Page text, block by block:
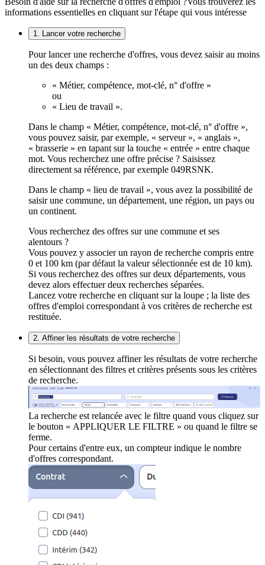
informations essentielles en cliquant sur l'étape qui vous intéresse
1. Lancer votre recherche
Pour lancer une recherche d'offres, vous devez saisir au moins
un des deux champs :
« Métier, compétence, mot-clé, n° d'offre »
ou
« Lieu de travail ».
Dans le champ « Métier, compétence, mot-clé, n° d'offre »,
vous pouvez saisir, par exemple, « serveur », « anglais »,
« brasserie » en tapant sur la touche « entrée » entre chaque
mot. Vous recherchez une offre précise ? Saisissez
directement sa référence, par exemple 049RSNK.
Dans le champ « lieu de travail », vous avez la possibilité de
saisir une commune, un département, une région, un pays ou
un continent.
Vous recherchez des offres sur une commune et ses
alentours ?
Vous pouvez y associer un rayon de recherche compris entre
0 et 100 km (par défaut la valeur sélectionnée est de 10 km).
Si vous recherchez des offres sur deux départements, vous
devez alors effectuer deux recherches séparées.
Lancez votre recherche en cliquant sur la loupe ; la liste des
offres d'emploi correspondant à vos critères de recherche est
restituée.
2. Affiner les résultats de votre recherche
Si besoin, vous pouvez affiner les résultats de votre recherche
en sélectionnant des filtres et critères présents sous les critères
de recherche.
La recherche est relancée avec le filtre quand vous cliquez sur
le bouton « APPLIQUER LE FILTRE » ou quand le filtre se
ferme.
Pour certains d'entre eux, un compteur indique le nombre
d'offres correspondant.